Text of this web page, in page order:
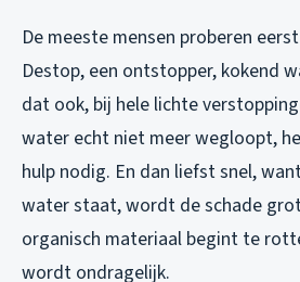
De meeste mensen proberen
Destop, een ontstopper, kokend
dat ook, bij hele lichte
water echt niet meer wegloopt,
hulp nodig. En dan liefst snel,
water staat, wordt de schade
organisch materiaal begint te
wordt ondragelijk.